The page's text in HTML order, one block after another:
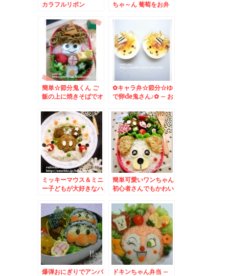
カラフルリボン
ちゃ～ん 葡萄をお弁
簡単☆節分鬼くん ご
飯の上に焼きそばでオ
✿キャラ弁☆節分☆ゆ
で卵de鬼さん♪✿ – お
ミッキーマウス＆ミニ
ー子どもが大好きなハ
プレート
簡単可愛いワンちゃん
初心者さんでもかわい
爆弾おにぎりでアンパ
ドキンちゃん弁当 –